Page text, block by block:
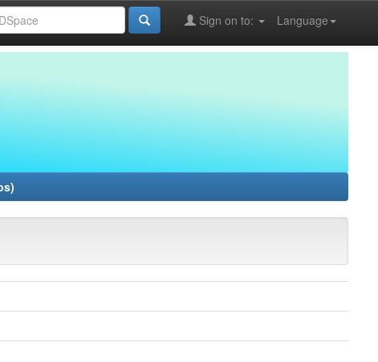
Language
Sign on to: